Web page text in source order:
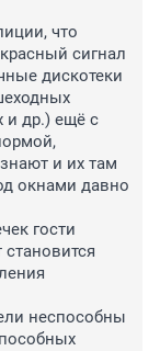
что
сигнал
дискотеки
и др.) ещё с
и их там
окнами давно
гости
неспособны